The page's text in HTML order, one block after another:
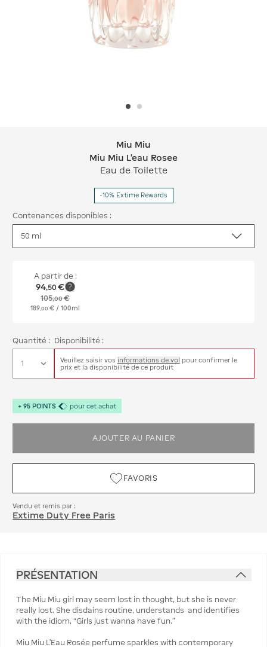
Miu Miu Miu Miu L'eau Rosee
Miu Miu
Miu Miu L'eau Rosee
Eau de Toilette
-10% Extime Rewards
Contenances disponibles :
A partir de :
94,50 €
105,00€
189 00 € / 100ml
Quantité : Disponibilité :
Veuillez saisir vos informations de vol pour confirmer le
prix et la disponibilité de ce produit
+ 95 POINTS pour cet achat
AJOUTER AU PANIER
FAVORIS
Vendu et remis par :
Extime Duty Free Paris
PRÉSENTATION
The Miu Miu girl may seem lost in thought, but she is never
really lost. She disdains routine, understands and identifies
with the idiom, “Girls just wanna have fun.”
Miu Miu L’Eau Rosée perfume sparkles with contemporary